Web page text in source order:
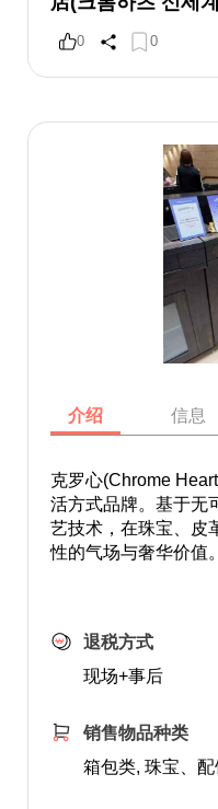
0 0
介绍 信息
克罗心(Chrome
活方式品牌。基于无
艺技术，在珠宝、皮
性的气场与奢华价值。
退税方式
现场+事后
销售物品种类
箱包类, 珠宝、配